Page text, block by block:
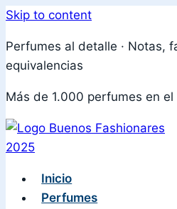
Skip to content
Perfumes al detalle · Notas,
equivalencias
Más de 1.000 perfumes en
Inicio
Perfumes